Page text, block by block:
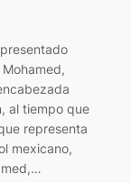
al tiempo que
representa
mexicano,